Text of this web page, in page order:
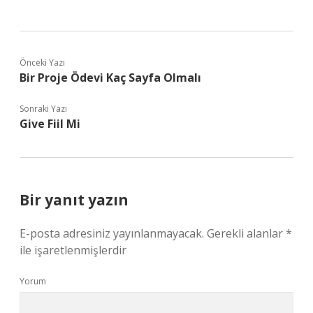
Önceki Yazı
Bir Proje Ödevi Kaç Sayfa Olmalı
Sonraki Yazı
Give Fiil Mi
Bir yanıt yazın
E-posta adresiniz yayınlanmayacak. Gerekli alanlar*
ile işaretlenmişlerdir
Yorum